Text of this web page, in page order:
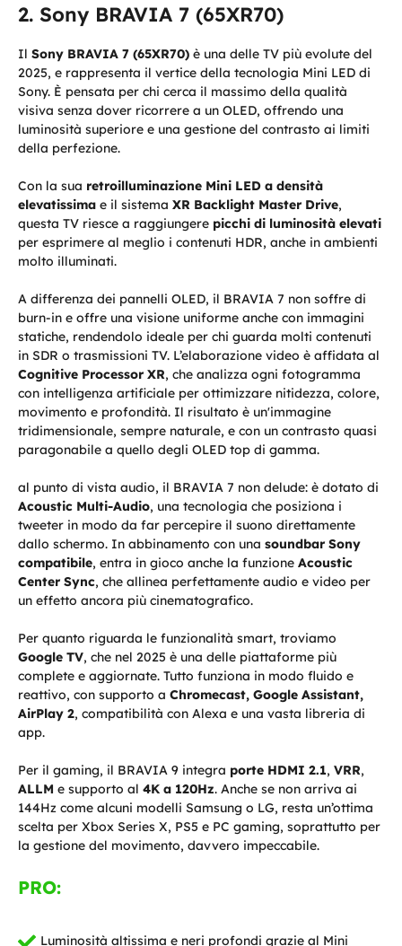
Sony BRAVIA 7 (65XR70)
Il Sony BRAVIA 7 (65XR70) è una delle TV più evolute del
2025, e rappresenta il vertice della tecnologia Mini LED di
Sony. È pensata per chi cerca il massimo della qualità
visiva senza dover ricorrere a un OLED, offrendo una
luminosità superiore e una gestione del contrasto ai limiti
della perfezione.
Con la sua retroilluminazione Mini LED a densità
elevatissima e il sistema XR Backlight Master Drive,
questa TV riesce a raggiungere picchi di luminosità elevati
per esprimere al meglio i contenuti HDR, anche in ambienti
molto illuminati.
A differenza dei pannelli OLED, il BRAVIA 7 non soffre di
burn-in e offre una visione uniforme anche con immagini
statiche, rendendolo ideale per chi guarda molti contenuti
in SDR o trasmissioni TV. L’elaborazione video è affidata al
Cognitive Processor XR, che analizza ogni fotogramma
con intelligenza artificiale per ottimizzare nitidezza, colore,
movimento e profondità. Il risultato è un'immagine
tridimensionale, sempre naturale, e con un contrasto quasi
paragonabile a quello degli OLED top di gamma.
al punto di vista audio, il BRAVIA 7 non delude: è dotato di
Acoustic Multi-Audio, una tecnologia che posiziona i
tweeter in modo da far percepire il suono direttamente
dallo schermo. In abbinamento con una soundbar Sony
compatibile, entra in gioco anche la funzione Acoustic
Center Sync, che allinea perfettamente audio e video per
un effetto ancora più cinematografico.
Per quanto riguarda le funzionalità smart, troviamo
Google TV, che nel 2025 è una delle piattaforme più
complete e aggiornate. Tutto funziona in modo fluido e
reattivo, con supporto a Chromecast, Google Assistant,
AirPlay 2, compatibilità con Alexa e una vasta libreria di
app.
Per il gaming, il BRAVIA 9 integra porte HDMI 2.1, VRR,
ALLM e supporto al 4K a 120Hz. Anche se non arriva ai
144Hz come alcuni modelli Samsung o LG, resta un’ottima
scelta per Xbox Series X, PS5 e PC gaming, soprattutto per
la gestione del movimento, davvero impeccabile.
PRO:
Luminosità altissima e neri profondi grazie al Mini